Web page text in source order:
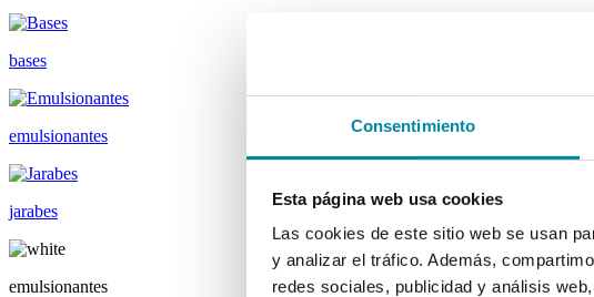
Consentimiento
Esta página web usa cookies
Las cookies de este sitio web se usan
y analizar el tráfico. Además,
redes sociales, publicidad y análisis
bases
emulsionantes
jarabes
emulsionantes